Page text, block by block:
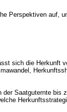
Perspektiven auf,
sich die Herkunft
der Saatguternte bis